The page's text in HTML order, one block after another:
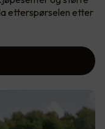
etterspørselen etter